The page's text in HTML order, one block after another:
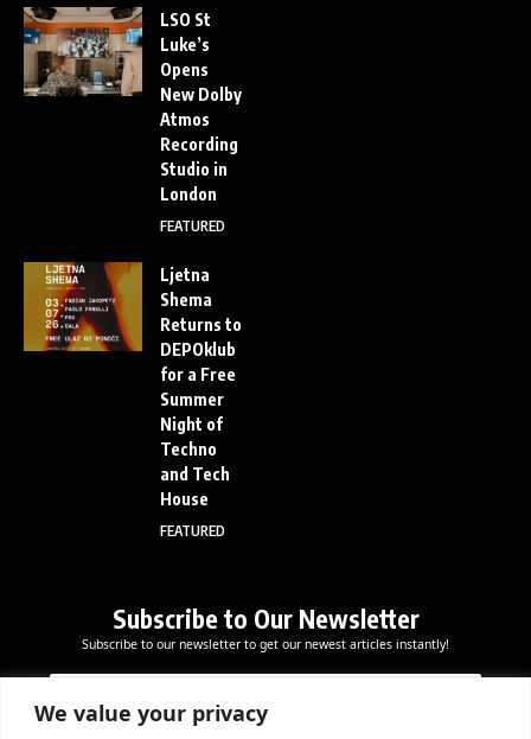
We value your privacy
LSO St
Luke’s
Opens
New Dolby
Atmos
Recording
Studio in
London
FEATURED
Ljetna
Shema
Returns to
DEPOklub
for a Free
Summer
Night of
Techno
and Tech
House
FEATURED
Subscribe to Our Newsletter
Subscribe to our newsletter to get our newest articles instantly!
aa
E
m
a